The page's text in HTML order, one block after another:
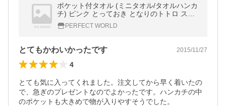
ポケット付タオル (ミニタオル/タオルハンカ
チ) ピンク とっておき となりのトトロ スタ
ジオジブリ
PERFECT WORLD
とてもかわいかったです 2015/11/27
4
とても気に入ってくれました。注文してから早く着いたの
で、急ぎのプレゼントなのでよかったです。ハンカチの中
のポケットも大きめで物が入りやすそうでした。